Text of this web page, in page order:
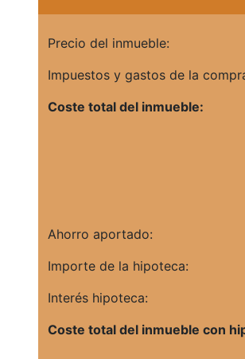
Precio del inmueble:
Impuestos y gastos de la
Coste total del inmueble:
Ahorro aportado:
Importe de la hipoteca:
Interés hipoteca:
Coste total del inmueble con